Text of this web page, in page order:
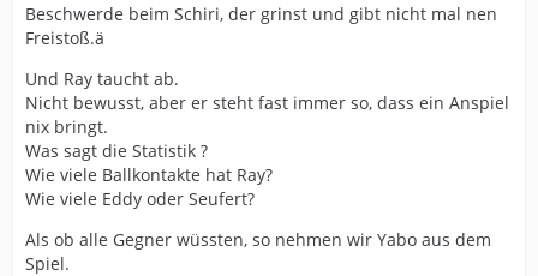
Beschwerde beim Schiri, der grinst und gibt nicht mal nen
Freistoß.ä
Und Ray taucht ab.
Nicht bewusst, aber er steht fast immer so, dass ein Anspiel
nix bringt.
Was sagt die Statistik ?
Wie viele Ballkontakte hat Ray?
Wie viele Eddy oder Seufert?
Als ob alle Gegner wüssten, so nehmen wir Yabo aus dem
Spiel.